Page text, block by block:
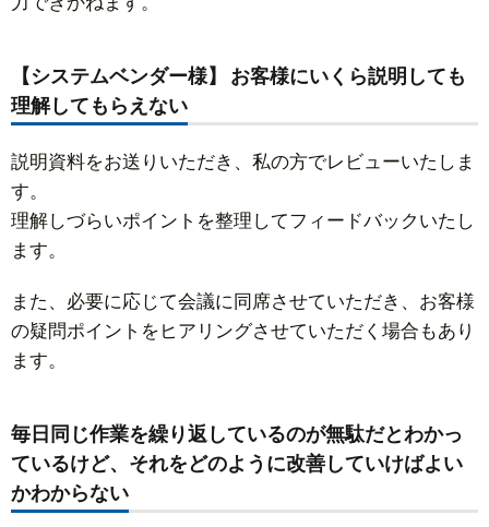
【システムベンダー様】 お客様にいくら説明しても
理解してもらえない
説明資料をお送りいただき、私の方でレビューいたしま
す。
理解しづらいポイントを整理してフィードバックいたし
ます。
また、必要に応じて会議に同席させていただき、お客様
の疑問ポイントをヒアリングさせていただく場合もあり
ます。
毎日同じ作業を繰り返しているのが無駄だとわかっ
ているけど、それをどのように改善していけばよい
かわからない